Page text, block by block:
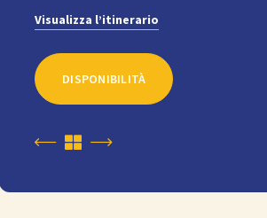
Visualizza l’itinerario
DISPONIBILITÀ